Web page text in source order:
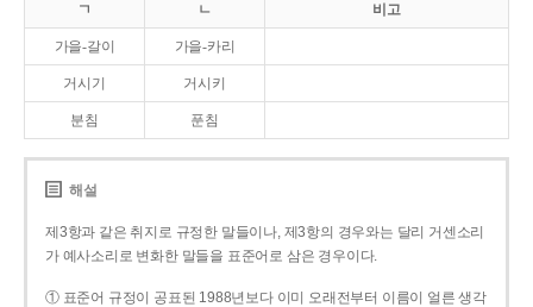
ㄱ ㄴ 비고
가을-갈이 가을-카리
거시기 거시키
분침 푼침
해설
제3항과 같은 취지로 규정한 말들이나, 제3항의 경우와는 달리 거센소리
가 예사소리로 변화한 말들을 표준어로 삼은 경우이다.
① 표준어 규정이 공표된 1988년보다 이미 오래전부터 이름이 얼른 생각